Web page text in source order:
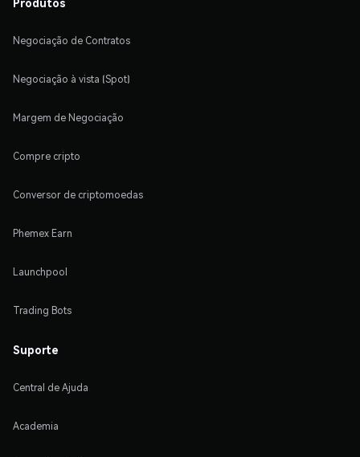
Negociação de Contratos
Negociação à vista (Spot)
Margem de Negociação
Compre cripto
Conversor de criptomoedas
Phemex Earn
Launchpool
Trading Bots
Suporte
Central de Ajuda
Academia